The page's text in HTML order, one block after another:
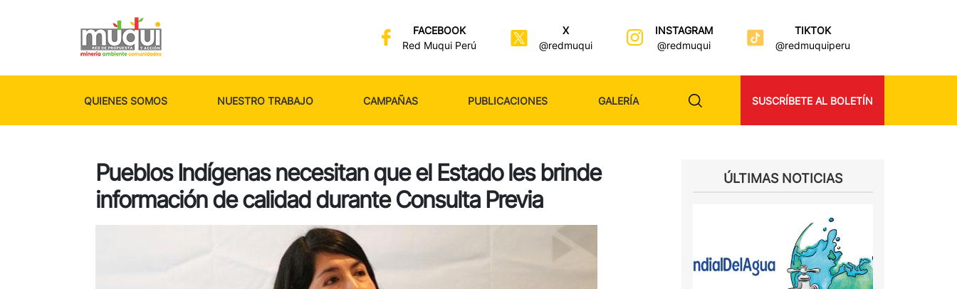
FACEBOOK
Red Muqui Perú
X
@redmuqui
INSTAGRAM
@redmuqui
TIKTOK
@redmuquiperu
QUIENES SOMOS NUESTRO TRABAJO CAMPAÑAS PUBLICACIONES GALERÍA SUSCRÍBETE AL BOLETÍN
Pueblos Indígenas necesitan que el Estado les brinde
información de calidad durante Consulta Previa
ÚLTIMAS NOTICIAS